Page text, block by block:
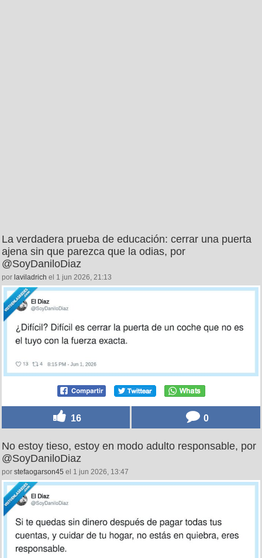
La verdadera prueba de educación: cerrar una puerta
ajena sin que parezca que la odias, por
@SoyDaniloDiaz
por laviladrich el 1 jun 2026, 21:13
16 0
No estoy tieso, estoy en modo adulto responsable, por
@SoyDaniloDiaz
por stefaogarson45 el 1 jun 2026, 13:47